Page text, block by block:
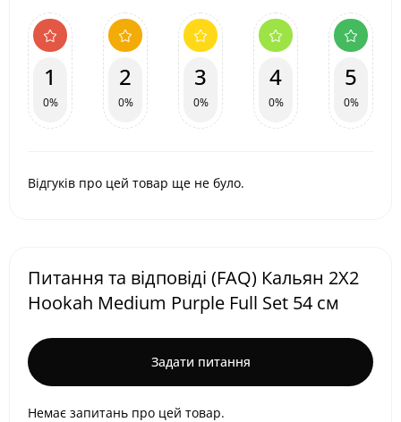
1
0%
2
0%
3
0%
4
0%
5
0%
Відгуків про цей товар ще не було.
Питання та відповіді (FAQ) Кальян 2X2
Hookah Medium Purple Full Set 54 см
Задати питання
Немає запитань про цей товар.